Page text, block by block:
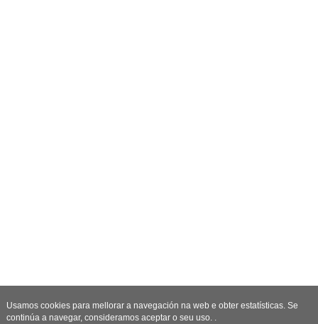
Usamos cookies para mellorar a navegación na web e obter estatísticas. Se
continúa a navegar, consideramos aceptar o seu uso. .